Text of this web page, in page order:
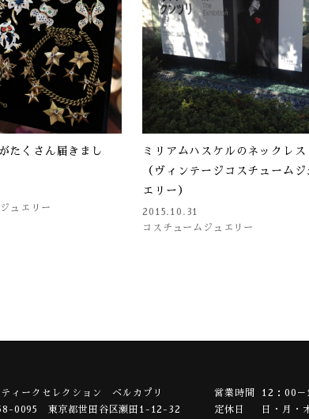
たくさん届きまし
ュエリー
ミリアムハスケルのネックレス
（ヴィンテージコスチュームジ
エリー）
2015.10.31
コスチュームジュエリー
ティークセレクション ベルカプリ
0095 東京都世田谷区瀬田1-12-32
営業時間
12：00
定休日
日・月・